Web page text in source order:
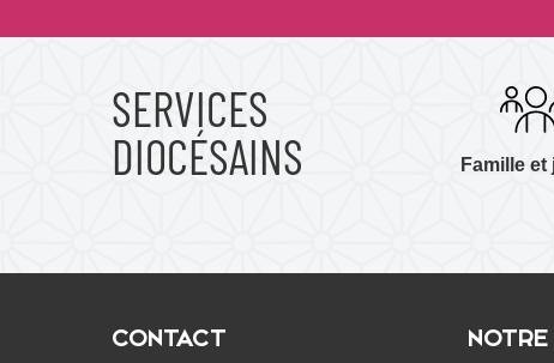
SERVICES
DIOCÉSAINS
Famille et
CONTACT